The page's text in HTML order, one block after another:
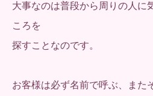
大事なのは普段から周りの人に
ころを
探すことなのです。
お客様は必ず名前で呼ぶ、また